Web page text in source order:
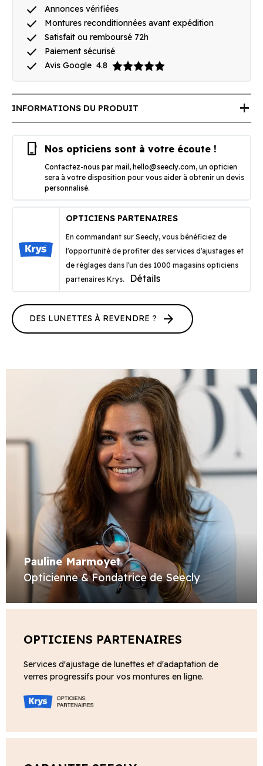
done Annonces vérifiées
done Montures reconditionnées avant expédition
done Satisfait ou remboursé 72h
done Paiement sécurisé
done Avis Google 4.8
INFORMATIONS DU PRODUIT add
phone_iphone Nos opticiens sont à votre écoute !
Contactez-nous par mail, hello@seecly.com, un opticien
sera à votre disposition pour vous aider à obtenir un devis
personnalisé.
OPTICIENS PARTENAIRES
En commandant sur Seecly, vous bénéficiez de
l'opportunité de profiter des services d'ajustages et
de réglages dans l'un des 1000 magasins opticiens
partenaires Krys.
Détails
DES LUNETTES À REVENDRE ? arrow_forward
Pauline Marmoyet
Opticienne & Fondatrice de Seecly
OPTICIENS PARTENAIRES
Services d'ajustage de lunettes et d'adaptation de
verres progressifs pour vos montures en ligne.